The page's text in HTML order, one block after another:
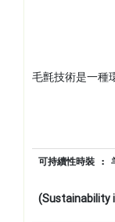
毛氈技術是一種
可持續性時裝 :
(Sustainability